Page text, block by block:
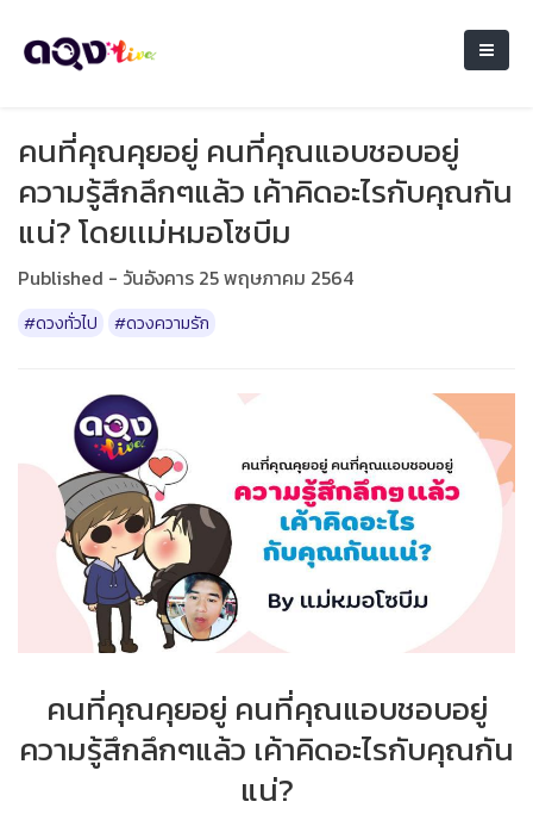
คนที่คุณคุยอยู่ คนที่คุณแอบชอบอยู่
ความรู้สึกลึกๆแล้ว เค้าคิดอะไรกับคุณกัน
แน่? โดยเเม่หมอโซบีม
Published - วันอังคาร 25 พฤษภาคม 2564
#ดวงทั่วไป #ดวงความรัก
คนที่คุณคุยอยู่ คนที่คุณแอบชอบอยู่
ความรู้สึกลึกๆแล้ว เค้าคิดอะไรกับคุณกัน
แน่?